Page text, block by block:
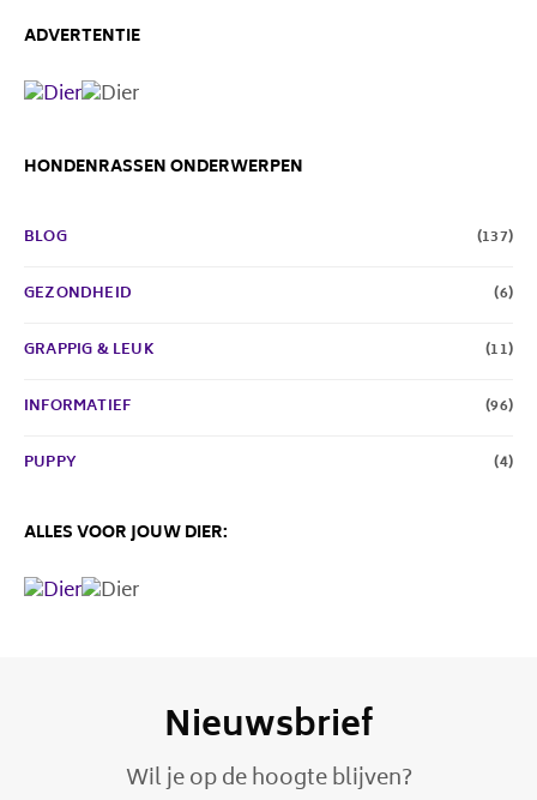
ADVERTENTIE
HONDENRASSEN ONDERWERPEN
BLOG (137)
GEZONDHEID (6)
GRAPPIG & LEUK (11)
INFORMATIEF (96)
PUPPY (4)
ALLES VOOR JOUW DIER:
Nieuwsbrief
Wil je op de hoogte blijven?